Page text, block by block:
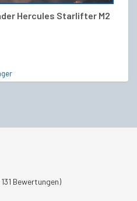
Hercules Starlifter M2
Bewertungen)